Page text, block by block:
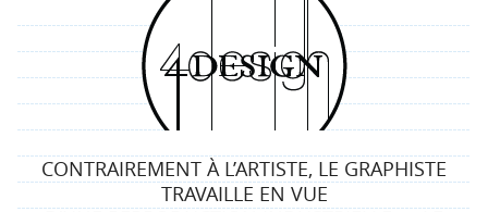
4
d
e
s
CONTRAIREMENT À L’ARTISTE, LE GRAPHISTE
TRAVAILLE EN VUE